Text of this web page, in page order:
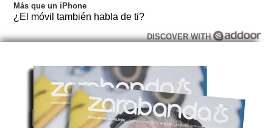
Más que un iPhone
¿El móvil también habla de ti?
DISCOVER WITH